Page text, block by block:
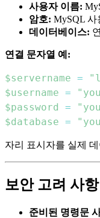
사용자 이름:
암호: MySQL 사
데이터베이스:
연결 문자열 예:
$servername =
$username =
$password
=
$database =
자리 표시자를 실제
보안 고려 사항
준비된 명령문